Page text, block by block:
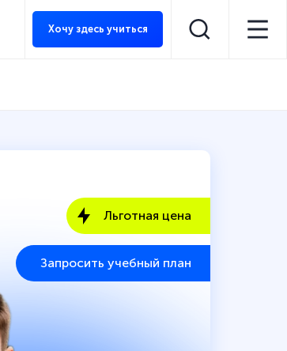
Хочу здесь учиться
Льготная цена
Запросить учебный план